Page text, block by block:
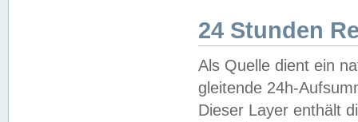
24 Stunden
Als Quelle dient ein
gleitende 24h-
Dieser Layer enthält